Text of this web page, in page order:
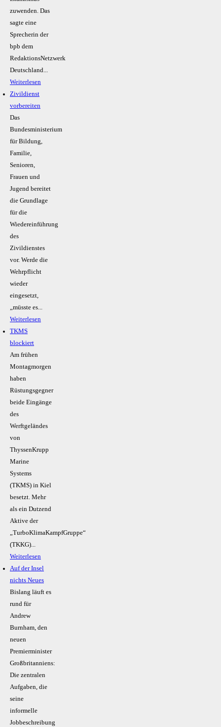
zuwenden. Das
sagte eine
Sprecherin der
bpb dem
RedaktionsNetzwerk
Deutschland...
Weiterlesen
Zivildienst
vorbereiten
Das
Bundesministerium
für Bildung,
Familie,
Senioren,
Frauen und
Jugend bereitet
die Grundlage
für die
Wiedereinführung
des
Zivildienstes
vor. Werde die
Wehrpflicht
wieder
eingesetzt,
„müsste es...
Weiterlesen
TKMS
blockiert
Am frühen
Montagmorgen
haben
Rüstungsgegner
beide Eingänge
des
Werftgeländes
von
ThyssenKrupp
Marine
Systems
(TKMS) in Kiel
besetzt. Mehr
als ein Dutzend
Aktive der
„TurboKlimaKampfGruppe“
(TKKG)...
Weiterlesen
Auf der Insel
nichts Neues
Bislang läuft es
rund für
Andrew
Burnham, den
neuen
Premierminister
Großbritanniens:
Die zentralen
Aufgaben, die
seine
informelle
Jobbeschreibung